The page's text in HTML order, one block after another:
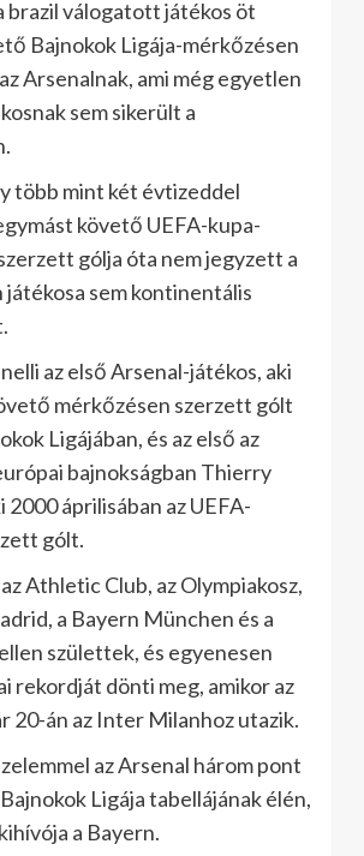
brazil válogatott játékos öt
Bajnokok Ligája-mérkőzésen
Arsenalnak, ami még egyetlen
sem sikerült a
több mint két évtizeddel
követő UEFA-kupa-
gólja óta nem jegyzett a
sem kontinentális
az első Arsenal-játékos, aki
mérkőzésen szerzett gólt
Ligájában, és az első az
bajnokságban Thierry
2000 áprilisában az UEFA-
gólt.
Athletic Club, az Olympiakosz,
a Bayern München és a
születtek, és egyenesen
rekordját dönti meg, amikor az
20-án az Inter Milanhoz utazik.
az Arsenal három pont
Ligája tabellájának élén,
a Bayern.